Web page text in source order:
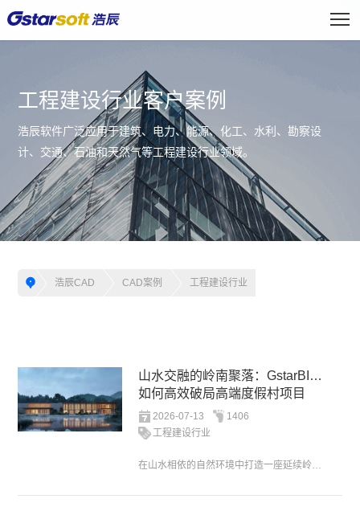
工程建设行业客户案例
浩辰软件广泛应用于建筑、电力、能源、化工、水利、勘察设
计、交通、石油和天然气等工程建设行业领域。
浩辰CAD CAD案例 工程建设行业
山水交融的岭南聚落：GstarBIM
如何高效破局高端度假村项目
2026-07-13
1406
工程建设行业
在山水相依的自然环境中打造一座延续岭南地域文化质感的高端酒店，是一个涵盖建筑、土建与室内多专业的复杂挑战。项目希望重新组织山、水、林与建筑之间的关系，使整体空间更贴近传统岭南聚落临水展开的场所逻辑。面...